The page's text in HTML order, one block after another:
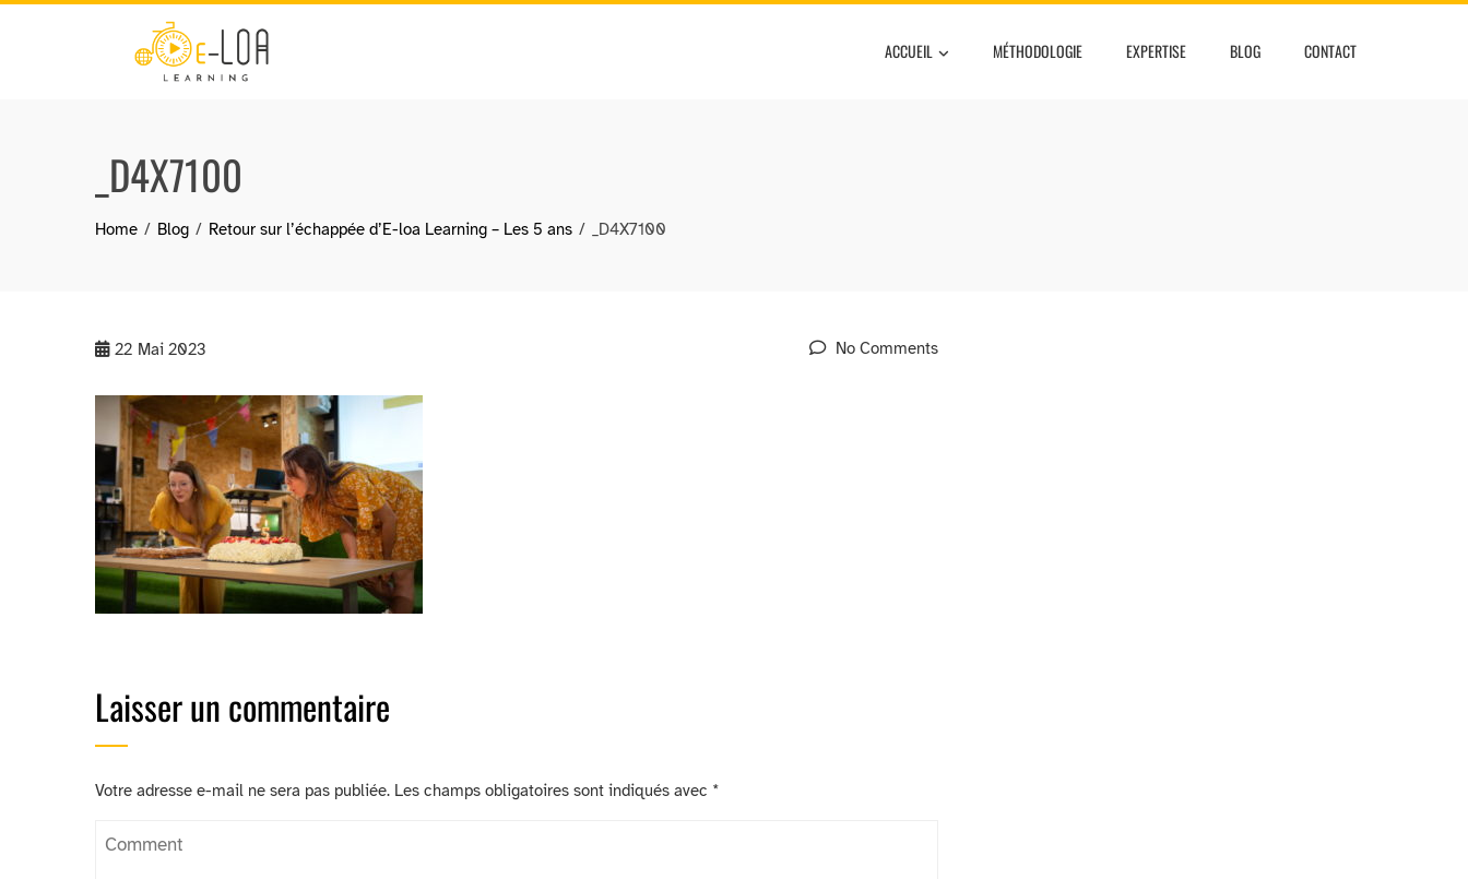
ACCUEIL MÉTHODOLOGIE EXPERTISE BLOG CONTACT
_D4X7100
Home Blog Retour sur l’échappée d’E-loa Learning – Les 5 ans _D4X7100
22 Mai 2023 No Comments
Laisser un commentaire
Votre adresse e-mail ne sera pas publiée. Les champs obligatoires sont indiqués avec *